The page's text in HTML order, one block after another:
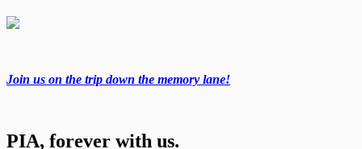
Join us on the trip down the memory lane!
PIA, forever with us.